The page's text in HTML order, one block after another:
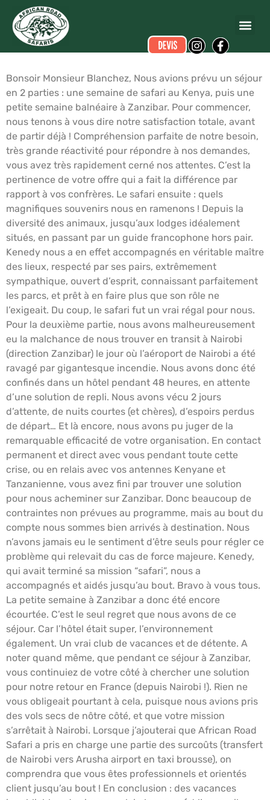
Michel SIAUD
Dates du voyage : du 02/08/2013 au 13/08/2013
Bonsoir Monsieur Blanchez, Nous avions prévu un séjour
en 2 parties : une semaine de safari au Kenya, puis une
petite semaine balnéaire à Zanzibar. Pour commencer,
nous tenons à vous dire notre satisfaction totale, avant
de partir déjà ! Compréhension parfaite de notre besoin,
très grande réactivité pour répondre à nos demandes,
vous avez très rapidement cerné nos attentes. C’est la
pertinence de votre offre qui a fait la différence par
rapport à vos confrères. Le safari ensuite : quels
magnifiques souvenirs nous en ramenons ! Depuis la
diversité des animaux, jusqu’aux lodges idéalement
situés, en passant par un guide francophone hors pair.
Kenedy nous a en effet accompagnés en véritable maître
des lieux, respecté par ses pairs, extrêmement
sympathique, ouvert d’esprit, connaissant parfaitement
les parcs, et prêt à en faire plus que son rôle ne
l’exigeait. Du coup, le safari fut un vrai régal pour nous.
Pour la deuxième partie, nous avons malheureusement
eu la malchance de nous trouver en transit à Nairobi
(direction Zanzibar) le jour où l’aéroport de Nairobi a été
ravagé par gigantesque incendie. Nous avons donc été
confinés dans un hôtel pendant 48 heures, en attente
d’une solution de repli. Nous avons vécu 2 jours
d’attente, de nuits courtes (et chères), d’espoirs perdus
de départ… Et là encore, nous avons pu juger de la
remarquable efficacité de votre organisation. En contact
permanent et direct avec vous pendant toute cette
crise, ou en relais avec vos antennes Kenyane et
Tanzanienne, vous avez fini par trouver une solution
pour nous acheminer sur Zanzibar. Donc beaucoup de
contraintes non prévues au programme, mais au bout du
compte nous sommes bien arrivés à destination. Nous
n’avons jamais eu le sentiment d’être seuls pour régler ce
problème qui relevait du cas de force majeure. Kenedy,
qui avait terminé sa mission “safari”, nous a
accompagnés et aidés jusqu’au bout. Bravo à vous tous.
La petite semaine à Zanzibar a donc été encore
écourtée. C’est le seul regret que nous avons de ce
séjour. Car l’hôtel était super, l’environnement
également. Un vrai club de vacances et de détente. A
noter quand même, que pendant ce séjour à Zanzibar,
vous continuiez de votre côté à chercher une solution
pour notre retour en France (depuis Nairobi !). Rien ne
vous obligeait pourtant à cela, puisque nous avions pris
des vols secs de nôtre côté, et que votre mission
s’arrêtait à Nairobi. Lorsque j’ajouterai que African Road
Safari a pris en charge une partie des surcoûts (transfert
de Nairobi vers Arusha airport en taxi brousse), on
comprendra que vous êtes professionnels et orientés
client jusqu’au bout ! En conclusion : des vacances